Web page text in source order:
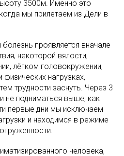
3500м. Именно это
мы прилетаем из Дели в
проявляется вначале
некоторой вялости,
лёгком головокружении,
нагрузках,
трудности заснуть. Через 3
не подниматься выше, как
первые дни мы исключаем
и находимся в режиме
человека,